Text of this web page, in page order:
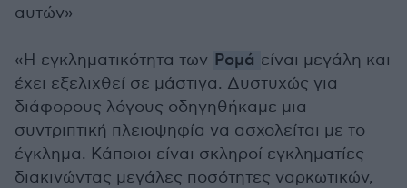
αυτών»
«Η εγκληματικότητα των Ρομά είναι μεγάλη και
έχει εξελιχθεί σε μάστιγα. Δυστυχώς για
διάφορους λόγους οδηγηθήκαμε μια
συντριπτική πλειοψηφία να ασχολείται με το
έγκλημα. Κάποιοι είναι σκληροί εγκληματίες
διακινώντας μεγάλες ποσότητες ναρκωτικών,